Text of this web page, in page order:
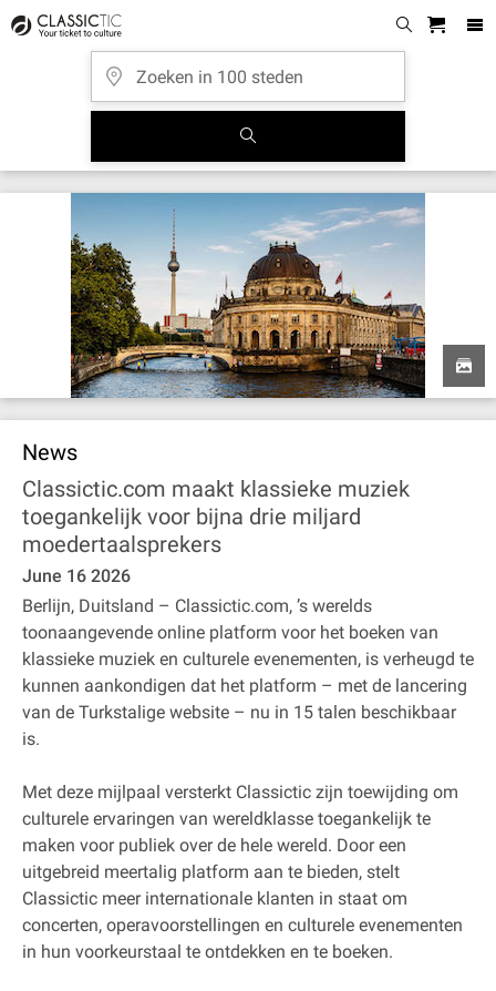
News
Classictic.com maakt klassieke muziek
toegankelijk voor bijna drie miljard
moedertaalsprekers
June 16 2026
Berlijn, Duitsland – Classictic.com, ’s werelds
toonaangevende online platform voor het boeken van
klassieke muziek en culturele evenementen, is verheugd te
kunnen aankondigen dat het platform – met de lancering
van de Turkstalige website – nu in 15 talen beschikbaar
is.
Met deze mijlpaal versterkt Classictic zijn toewijding om
culturele ervaringen van wereldklasse toegankelijk te
maken voor publiek over de hele wereld. Door een
uitgebreid meertalig platform aan te bieden, stelt
Classictic meer internationale klanten in staat om
concerten, operavoorstellingen en culturele evenementen
in hun voorkeurstaal te ontdekken en te boeken.